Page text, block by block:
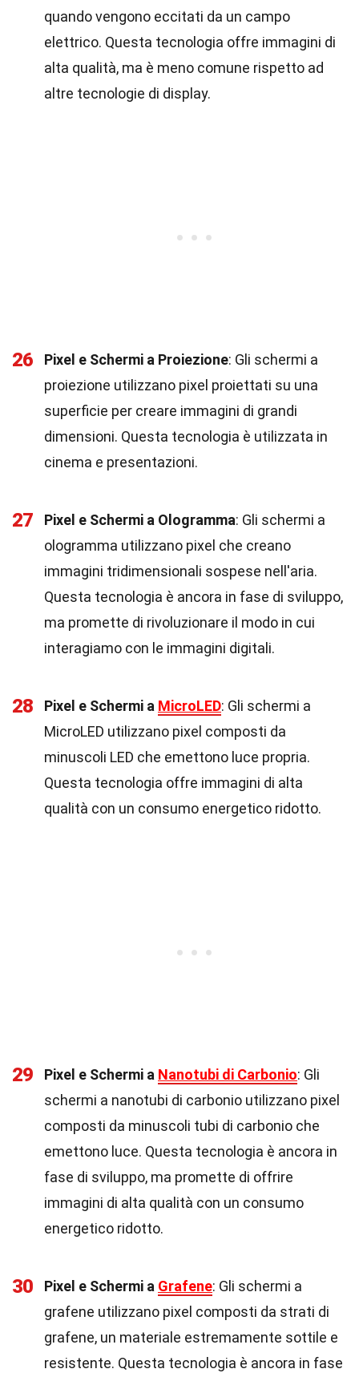
quando vengono eccitati da un campo
elettrico. Questa tecnologia offre immagini di
alta qualità, ma è meno comune rispetto ad
altre tecnologie di display.
26 Pixel e Schermi a Proiezione: Gli schermi a
proiezione utilizzano pixel proiettati su una
superficie per creare immagini di grandi
dimensioni. Questa tecnologia è utilizzata in
cinema e presentazioni.
27 Pixel e Schermi a Ologramma: Gli schermi a
ologramma utilizzano pixel che creano
immagini tridimensionali sospese nell'aria.
Questa tecnologia è ancora in fase di sviluppo,
ma promette di rivoluzionare il modo in cui
interagiamo con le immagini digitali.
28 Pixel e Schermi a MicroLED: Gli schermi a
MicroLED utilizzano pixel composti da
minuscoli LED che emettono luce propria.
Questa tecnologia offre immagini di alta
qualità con un consumo energetico ridotto.
29 Pixel e Schermi a Nanotubi di Carbonio: Gli
schermi a nanotubi di carbonio utilizzano pixel
composti da minuscoli tubi di carbonio che
emettono luce. Questa tecnologia è ancora in
fase di sviluppo, ma promette di offrire
immagini di alta qualità con un consumo
energetico ridotto.
30 Pixel e Schermi a Grafene: Gli schermi a
grafene utilizzano pixel composti da strati di
grafene, un materiale estremamente sottile e
resistente. Questa tecnologia è ancora in fase